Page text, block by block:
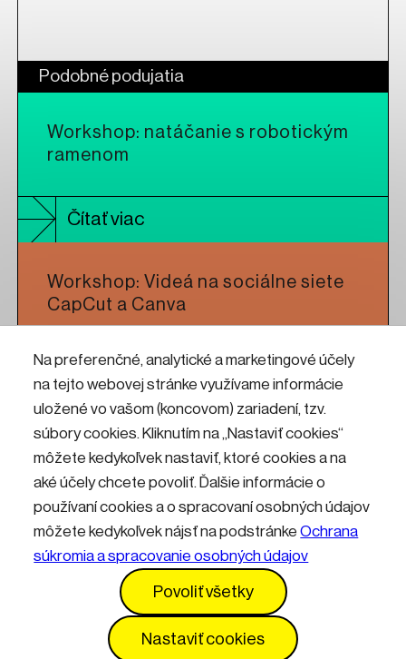
Na preferenčné, analytické a marketingové účely
na tejto webovej stránke využívame informácie
uložené vo vašom (koncovom) zariadení, tzv.
súbory cookies. Kliknutím na „Nastaviť cookies“
môžete kedykoľvek nastaviť, ktoré cookies a na
aké účely chcete povoliť. Ďalšie informácie o
používaní cookies a o spracovaní osobných údajov
môžete kedykoľvek nájsť na podstránkeOchrana
súkromia a spracovanie osobných údajov
Povoliť všetky
Nastaviť cookies
Podobné podujatia
Workshop: natáčanie s robotickým
ramenom
Čítať viac
Workshop: Videá na sociálne siete
CapCut a Canva
Čítať viac
Workshop: CNC frézovanie pre
umelcov a dizajnérov
Čítať viac
Kontakty Informácie pre návštevníkov
Prevádzkový poriadok
Vyhlásenie o prístupnosti Služby